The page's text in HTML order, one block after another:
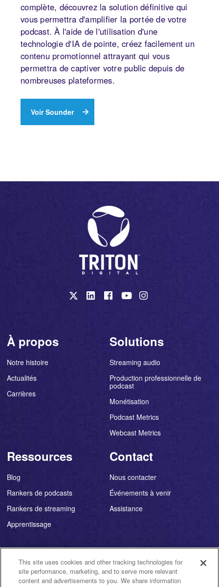
complète, découvrez la solution définitive qui
vous permettra d'amplifier la portée de votre
podcast. À l'aide de l'utilisation d'une
technologie d'IA de pointe, créez facilement un
contenu promotionnel attrayant qui vous
permettra de captiver votre public depuis de
nombreuses plateformes.
Voir Sounder
À propos
Notre histoire
Actualités
Carrières
Solutions
Streaming audio
Production professionnelle de
podcast
Monétisation
Podcast Metrics
Webcast Metrics
Ressources
Blog
Rankers de podcasts
Rankers de streaming
Apprentissage
Contact
Nous contacter
Événements à venir
Assistance
2026Triton Digital ®
This site uses cookies and other tracking technologies for
site performance, marketing, and to serve more relevant
content and advertisements to you. We share information